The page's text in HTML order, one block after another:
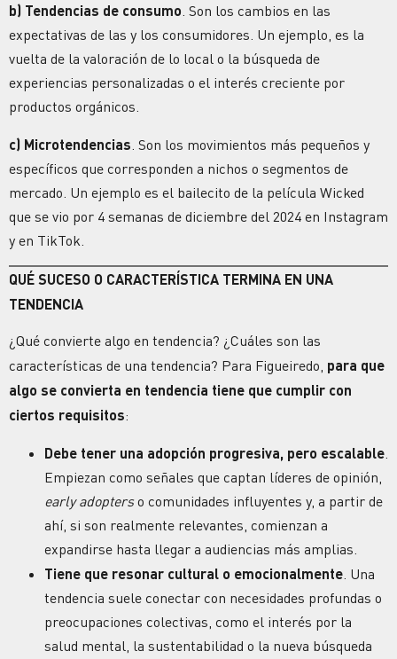
b) Tendencias de consumo. Son los cambios en las
expectativas de las y los consumidores. Un ejemplo, es la
vuelta de la valoración de lo local o la búsqueda de
experiencias personalizadas o el interés creciente por
productos orgánicos.
c) Microtendencias . Son los movimientos más pequeños y
específicos que corresponden a nichos o segmentos de
mercado. Un ejemplo es el bailecito de la película Wicked
que se vio por 4 semanas de diciembre del 2024 en Instagram
y en TikTok.
QUÉ SUCESO O CARACTERÍSTICA TERMINA EN UNA
TENDENCIA
¿Qué convierte algo en tendencia? ¿Cuáles son las
características de una tendencia? Para Figueiredo, para que
algo se convierta en tendencia tiene que cumplir con
ciertos requisitos:
Debe tener una adopción progresiva, pero escalable
Empiezan como señales que captan líderes de opinión,
early adopterso comunidades influyentes y, a partir de
ahí, si son realmente relevantes, comienzan a
expandirse hasta llegar a audiencias más amplias.
Tiene que resonar cultural o emocionalmente . Una
tendencia suele conectar con necesidades profundas o
preocupaciones colectivas, como el interés por la
salud mental, la sustentabilidad o la nueva búsqueda